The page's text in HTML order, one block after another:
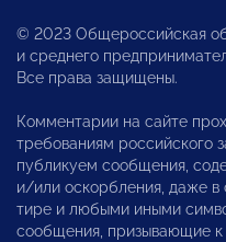
© 2023 Общероссийская
и среднего
Все права защищены.
Комментарии на сайте
требованиям российского
публикуем сообщения,
и/или оскорбления, даже в
тире и любыми иными
сообщения, призывающие